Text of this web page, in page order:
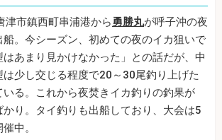
津市鎮西町串浦港から勇勝丸が呼子沖の夜
。今シーズン、初めての夜のイカ狙いで
あまり見かけなかった」との話だが、中
少し交じる程度で20～30尾釣り上げた
いる。これから夜焚きイカ釣りの釣果が
り。タイ釣りも出船しており、大会は5
中。